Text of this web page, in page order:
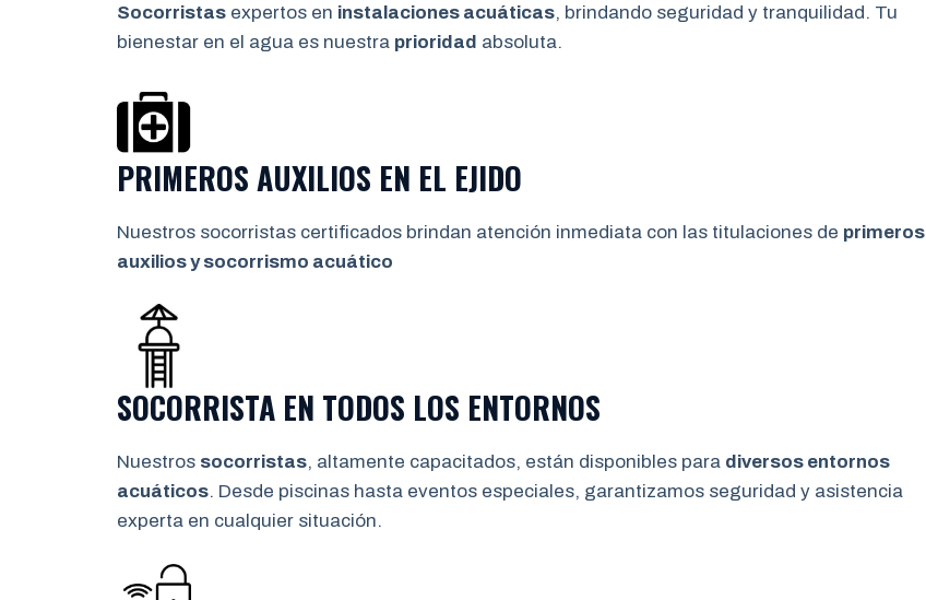
Socorristas expertos en instalaciones acuáticas, brindando seguridad y tranquilidad. Tu
bienestar en el agua es nuestra prioridad absoluta.
PRIMEROS AUXILIOS EN EL EJIDO
Nuestros socorristas certificados brindan atención inmediata con las titulaciones de primeros
auxilios y socorrismo acuático
SOCORRISTA EN TODOS LOS ENTORNOS
Nuestros socorristas, altamente capacitados, están disponibles para diversos entornos
acuáticos. Desde piscinas hasta eventos especiales, garantizamos seguridad y asistencia
experta en cualquier situación.